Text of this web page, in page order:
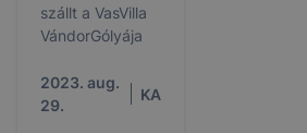
szállt a VasVilla
VándorGólyája
2023. aug.
29.
KA